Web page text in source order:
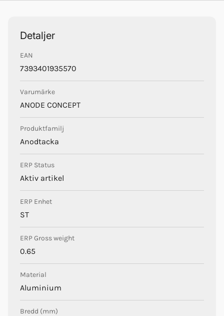
Anode Concept
Detaljer
EAN
7393401935570
Varumärke
ANODE CONCEPT
Produktfamilj
Anodtacka
ERP Status
Aktiv artikel
ERP Enhet
ST
ERP Gross weight
0.65
Material
Aluminium
Bredd (mm)